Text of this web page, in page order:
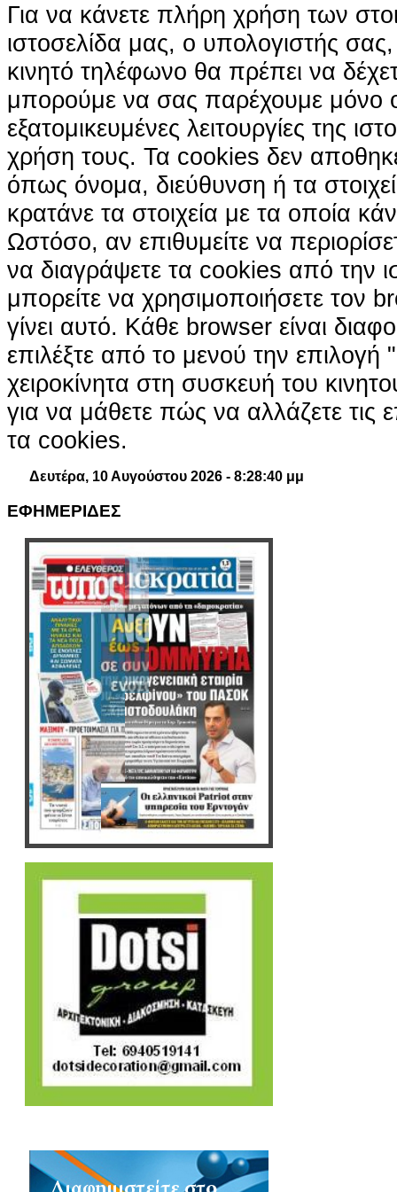
Για να κάνετε πλήρη χρήση των
ιστοσελίδα μας, ο υπολογιστής
κινητό τηλέφωνο θα πρέπει να
μπορούμε να σας παρέχουμε μόνο
εξατομικευμένες λειτουργίες της
χρήση τους. Τα cookies δεν
όπως όνομα, διεύθυνση ή τα
κρατάνε τα στοιχεία με τα οποία
Ωστόσο, αν επιθυμείτε να
να διαγράψετε τα cookies από την
μπορείτε να χρησιμοποιήσετε τον
γίνει αυτό. Κάθε browser είναι
επιλέξτε από το μενού την επιλογή
χειροκίνητα στη συσκευή του
για να μάθετε πώς να αλλάζετε τις
τα cookies.
Δευτέρα, 10 Αυγούστου 2026 - 8:28:41 μμ
ΕΦΗΜΕΡΙΔΕΣ